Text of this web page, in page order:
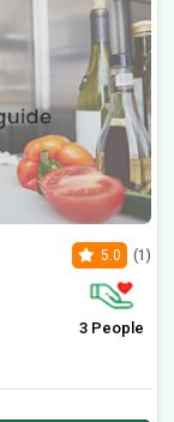
5.0 (1)
3 People